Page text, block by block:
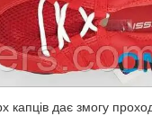
капців дає змогу